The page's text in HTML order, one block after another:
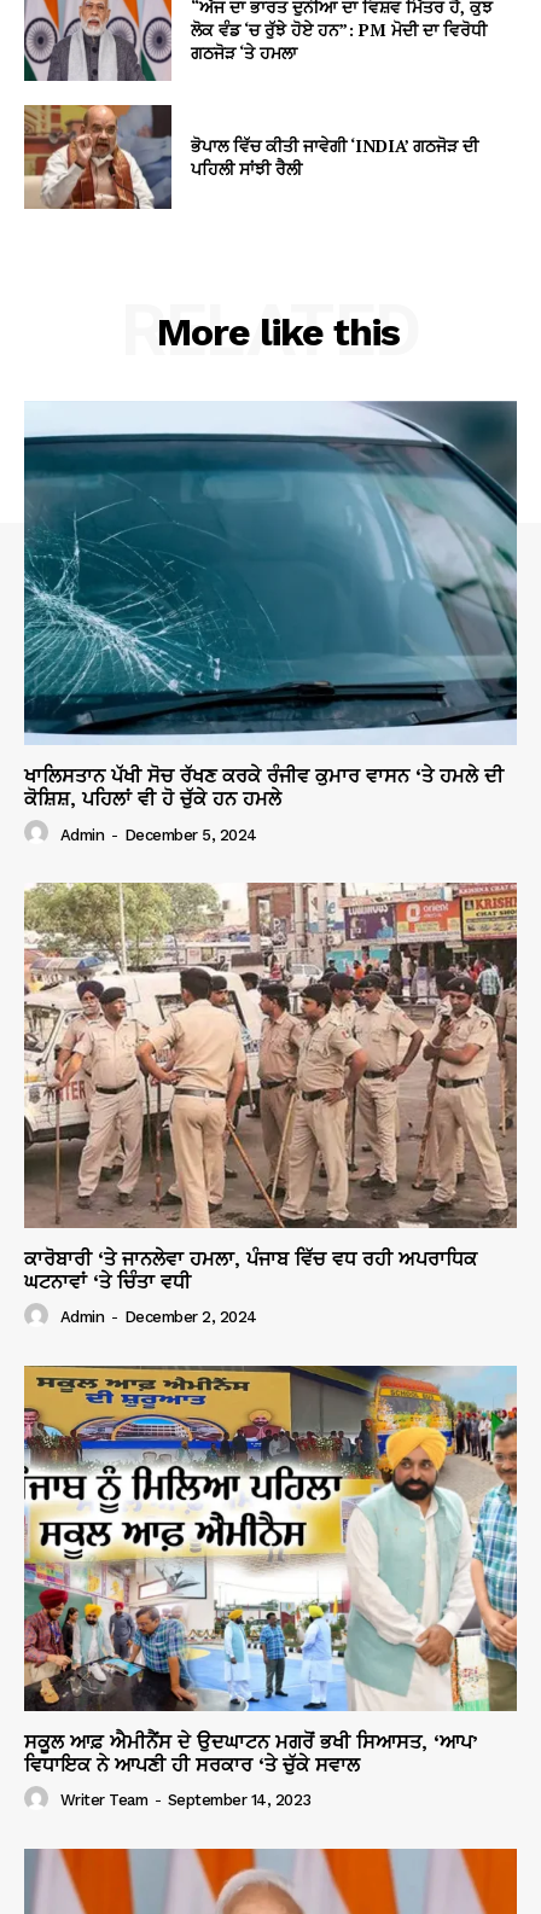
“ਅੱਜ ਦਾ ਭਾਰਤ ਦੁਨੀਆ ਦਾ ਵਿਸ਼ਵ ਮਿੱਤਰ ਹੈ, ਕੁਝ
ਲੋਕ ਵੰਡ ‘ਚ ਰੁੱਝੇ ਹੋਏ ਹਨ”: PM ਮੋਦੀ ਦਾ ਵਿਰੋਧੀ
ਗਠਜੋੜ ‘ਤੇ ਹਮਲਾ
ਭੋਪਾਲ ਵਿੱਚ ਕੀਤੀ ਜਾਵੇਗੀ ‘INDIA’ ਗਠਜੋੜ ਦੀ
ਪਹਿਲੀ ਸਾਂਝੀ ਰੈਲੀ
More like this
RELATED
ਖਾਲਿਸਤਾਨ ਪੱਖੀ ਸੋਚ ਰੱਖਣ ਕਰਕੇ ਰੰਜੀਵ ਕੁਮਾਰ ਵਾਸਨ ‘ਤੇ ਹਮਲੇ ਦੀ
ਕੋਸ਼ਿਸ਼, ਪਹਿਲਾਂ ਵੀ ਹੋ ਚੁੱਕੇ ਹਨ ਹਮਲੇ
Admin - December 5, 2024
ਕਾਰੋਬਾਰੀ ‘ਤੇ ਜਾਨਲੇਵਾ ਹਮਲਾ, ਪੰਜਾਬ ਵਿੱਚ ਵਧ ਰਹੀ ਅਪਰਾਧਿਕ
ਘਟਨਾਵਾਂ ‘ਤੇ ਚਿੰਤਾ ਵਧੀ
Admin - December 2, 2024
ਸਕੂਲ ਆਫ਼ ਐਮੀਨੈਂਸ ਦੇ ਉਦਘਾਟਨ ਮਗਰੋਂ ਭਖੀ ਸਿਆਸਤ, ‘ਆਪ’
ਵਿਧਾਇਕ ਨੇ ਆਪਣੀ ਹੀ ਸਰਕਾਰ ‘ਤੇ ਚੁੱਕੇ ਸਵਾਲ
Writer Team - September 14, 2023